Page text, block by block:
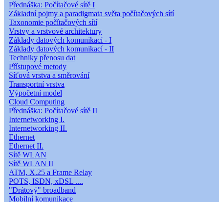
Přednáška: Počítačové sítě I
Základní pojmy a paradigmata světa počítačových sítí
Taxonomie počítačových sítí
Vrstvy a vrstvové architektury
Základy datových komunikací - I
Základy datových komunikací - II
Techniky přenosu dat
Přístupové metody
Síťová vrstva a směrování
Transportní vrstva
Výpočetní model
Cloud Computing
Přednáška: Počítačové sítě II
Internetworking I.
Internetworking II.
Ethernet
Ethernet II.
Sítě WLAN
Sítě WLAN II
ATM, X.25 a Frame Relay
POTS, ISDN, xDSL ....
"Drátový" broadband
Mobilní komunikace